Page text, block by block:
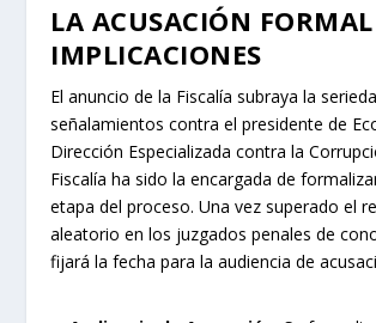
LA ACUSACIÓN
IMPLICACIONES
El anuncio de la Fiscalía subraya la
señalamientos contra el presidente de
Dirección Especializada contra la
Fiscalía ha sido la encargada de
etapa del proceso. Una vez superado el
aleatorio en los juzgados penales de
fijará la fecha para la audiencia de